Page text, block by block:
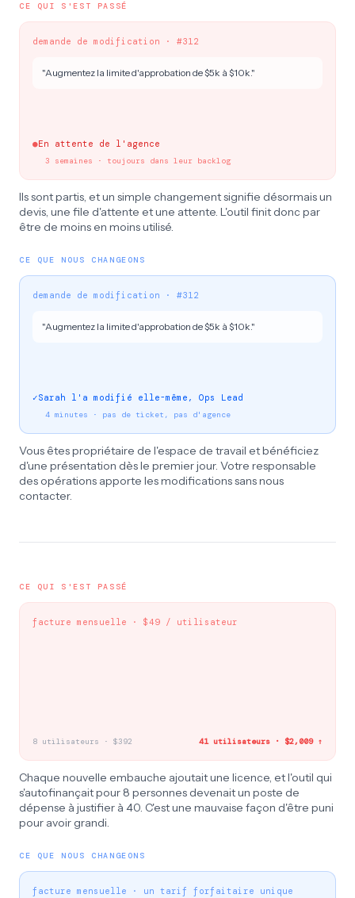
CE QUI S'EST PASSÉ
demande de modification · #312
"Augmentez la limite d'approbation de $5k à $10k."
●En attente de l'agence
3 semaines · toujours dans leur backlog
Ils sont partis, et un simple changement signifie désormais un
devis, une file d'attente et une attente. L'outil finit donc par
être de moins en moins utilisé.
CE QUE NOUS CHANGEONS
demande de modification · #312
"Augmentez la limite d'approbation de $5k à $10k."
✓Sarah l'a modifié elle-même, Ops Lead
4 minutes · pas de ticket, pas d'agence
Vous êtes propriétaire de l'espace de travail et bénéficiez
d'une présentation dès le premier jour. Votre responsable
des opérations apporte les modifications sans nous
contacter.
CE QUI S'EST PASSÉ
facture mensuelle · $49 / utilisateur
8 utilisateurs · $392 41 utilisateurs · $2,009 ↑
Chaque nouvelle embauche ajoutait une licence, et l'outil qui
s'autofinançait pour 8 personnes devenait un poste de
dépense à justifier à 40. C'est une mauvaise façon d'être puni
pour avoir grandi.
CE QUE NOUS CHANGEONS
facture mensuelle · un tarif forfaitaire unique